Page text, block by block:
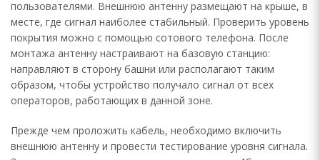
пользователями. Внешнюю антенну размещают на крыше, в
месте, где сигнал наиболее стабильный. Проверить уровень
покрытия можно с помощью сотового телефона. После
монтажа антенну настраивают на базовую станцию:
направляют в сторону башни или располагают таким
образом, чтобы устройство получало сигнал от всех
операторов, работающих в данной зоне.
Прежде чем проложить кабель, необходимо включить
внешнюю антенну и провести тестирование уровня сигнала.